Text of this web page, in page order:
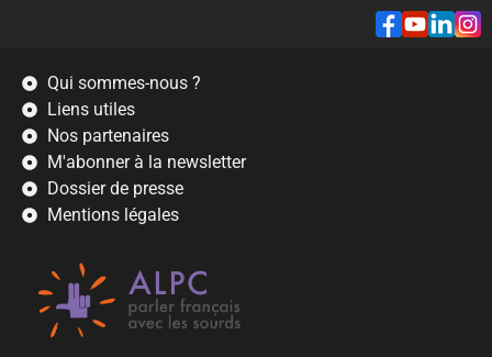
Qui sommes-nous ?
Liens utiles
Nos partenaires
M'abonner à la newsletter
Dossier de presse
Mentions légales